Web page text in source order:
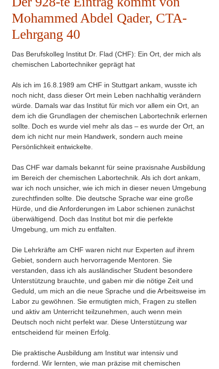
Mohammed Abdel Qader, CTA-
Lehrgang 40
Das Berufskolleg Institut Dr. Flad (CHF): Ein Ort, der mich als
chemischen Labortechniker geprägt hat
Als ich im 16.8.1989 am CHF in Stuttgart ankam, wusste ich
noch nicht, dass dieser Ort mein Leben nachhaltig verändern
würde. Damals war das Institut für mich vor allem ein Ort, an
dem ich die Grundlagen der chemischen Labortechnik erlernen
sollte. Doch es wurde viel mehr als das – es wurde der Ort, an
dem ich nicht nur mein Handwerk, sondern auch meine
Persönlichkeit entwickelte.
Das CHF war damals bekannt für seine praxisnahe Ausbildung
im Bereich der chemischen Labortechnik. Als ich dort ankam,
war ich noch unsicher, wie ich mich in dieser neuen Umgebung
zurechtfinden sollte. Die deutsche Sprache war eine große
Hürde, und die Anforderungen im Labor schienen zunächst
überwältigend. Doch das Institut bot mir die perfekte
Umgebung, um mich zu entfalten.
Die Lehrkräfte am CHF waren nicht nur Experten auf ihrem
Gebiet, sondern auch hervorragende Mentoren. Sie
verstanden, dass ich als ausländischer Student besondere
Unterstützung brauchte, und gaben mir die nötige Zeit und
Geduld, um mich an die neue Sprache und die Arbeitsweise im
Labor zu gewöhnen. Sie ermutigten mich, Fragen zu stellen
und aktiv am Unterricht teilzunehmen, auch wenn mein
Deutsch noch nicht perfekt war. Diese Unterstützung war
entscheidend für meinen Erfolg.
Die praktische Ausbildung am Institut war intensiv und
fordernd. Wir lernten, wie man präzise mit chemischen